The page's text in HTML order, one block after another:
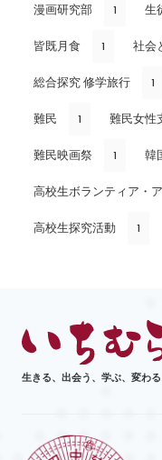
漫画研究部 1 生
皆既月食 1 社会
総合探究 修学旅行 1
難民 1 難民女性
難民映画祭 1 韓
高校生ボランティア・
高校生探究活動 1
生きる、出会う、学ぶ、変わる